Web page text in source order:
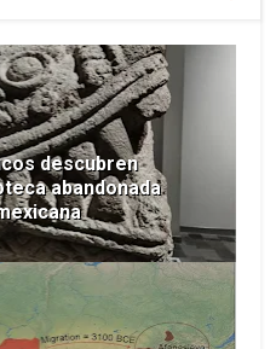
descubren
abandonada